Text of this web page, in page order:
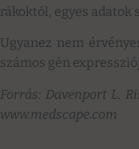
rákoktól, egyes
Ugyanez nem
számos gén
Forrás: Davenport L.
www.medscape.com